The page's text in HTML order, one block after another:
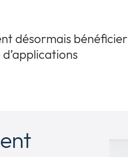
désormais bénéficier